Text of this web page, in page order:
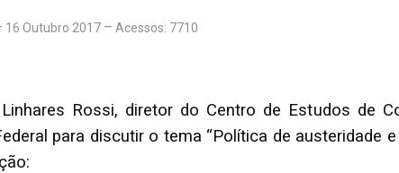
16 Outubro 2017 Acessos: 7710
Rossi, diretor do Centro de Estudos de
para discutir o tema “Política de